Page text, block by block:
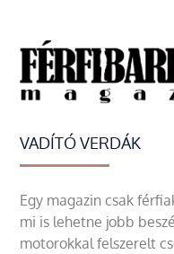
VADÍTÓ VERDÁK
Egy magazin csak
mi is lehetne jobb
motorokkal felszerelt